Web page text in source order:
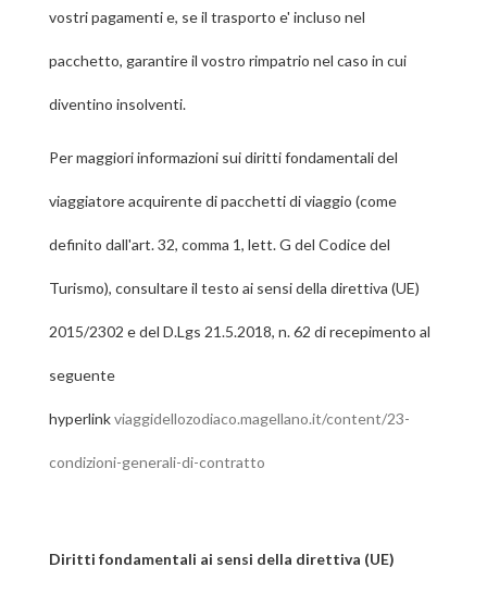
vostri pagamenti e, se il trasporto e' incluso nel
pacchetto, garantire il vostro rimpatrio nel caso in cui
diventino insolventi.
Per maggiori informazioni sui diritti fondamentali del
viaggiatore acquirente di pacchetti di viaggio (come
definito dall'art. 32, comma 1, lett. G del Codice del
Turismo), consultare il testo ai sensi della direttiva (UE)
2015/2302 e del D.Lgs 21.5.2018, n. 62 di recepimento al
seguente
hyperlinkviaggidellozodiaco.magellano.it/content/23-
condizioni-generali-di-contratto
Diritti fondamentali ai sensi della direttiva (UE)